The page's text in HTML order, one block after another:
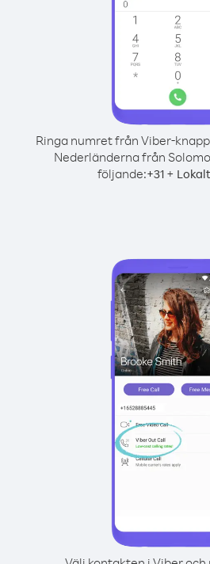
Ringa numret från Viber-
Nederländerna från
följande:+31+